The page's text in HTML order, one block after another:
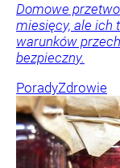
Domowe
miesięcy, ale ich
warunków
bezpieczny.
PoradyZdrowie